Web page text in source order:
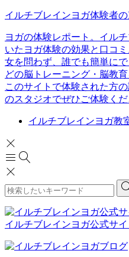
イルチブレインヨガ体験者
ヨガの体験レポート。イル
いたヨガ体験の効果と口コ
女を問わず、誰でも簡単に
どの脳トレーニング・脳教
このサイトで体験された方
のスタジオでぜひご体験くだ
イルチブレインヨガ教
イルチブレインヨガ公式サイ